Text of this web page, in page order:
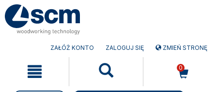
Przejdź
do
treści
Przejdź
do
menu
nawigacyjnego
ZAŁÓŻ KONTO ZALOGUJ SIĘ ZMIEŃ STRONĘ
0